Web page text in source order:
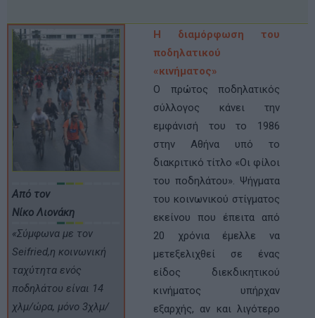
Από τον
Νίκο Λιονάκη
«Σύμφωνα με τον
Seifried,η κοινωνική
ταχύτητα ενός
ποδηλάτου είναι 14
χλμ/ώρα, μόνο 3χλμ/
Η διαμόρφωση του
ποδηλατικού
«κινήματος»
Ο πρώτος ποδηλατικός
σύλλογος κάνει την
εμφάνισή του το 1986
στην Αθήνα υπό το
διακριτικό τίτλο «Οι φίλοι
του ποδηλάτου». Ψήγματα
του κοινωνικού στίγματος
εκείνου που έπειτα από
20 χρόνια έμελλε να
μετεξελιχθεί σε ένας
είδος διεκδικητικού
κινήματος υπήρχαν
εξαρχής, αν και λιγότερο